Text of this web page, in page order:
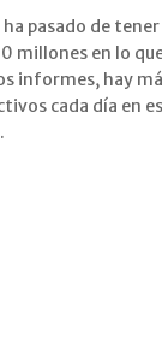
ha pasado de
millones en lo
informes, hay
cada día en